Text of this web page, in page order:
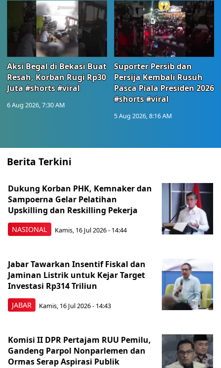
Aksi Begal di Bekasi Buat
Resah, Korban Rugi Rp30
Juta #shorts #viral
6 Aug 2026, 7:30 AM
Suporter Persib dan
Persija Kembali Rusuh
Pasca Piala Presiden 2026
#shorts #viral
5 Aug 2026, 8:16 AM
Berita Terkini
NASIONAL
Dukung Korban PHK, Kemnaker dan
Sampoerna Gelar Pelatihan
Upskilling dan Reskilling Pekerja
Kamis, 16 Jul 2026 - 14:44
JABAR
Jabar Tawarkan Insentif Fiskal dan
Jaminan Listrik untuk Kejar Target
Investasi Rp314 Triliun
Kamis, 16 Jul 2026 - 14:43
Komisi II DPR Pertajam RUU Pemilu,
Gandeng Parpol Nonparlemen dan
Ormas Serap Aspirasi Publik